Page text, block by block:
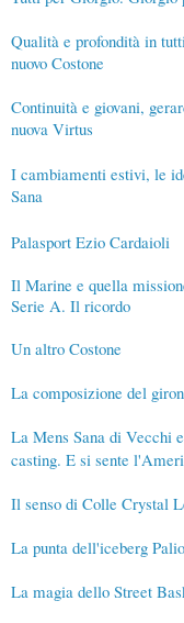
Qualità e profondità in
nuovo Costone
Continuità e giovani,
nuova Virtus
I cambiamenti estivi, le
Sana
Palasport Ezio Cardaioli
Il Marine e quella
Serie A. Il ricordo
Un altro Costone
La composizione del
La Mens Sana di Vecchi
casting. E si sente
Il senso di Colle Crystal
La punta dell'iceberg
La magia dello Street